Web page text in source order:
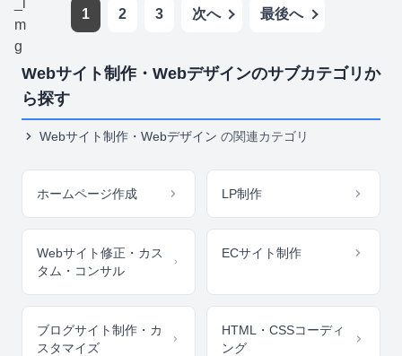
1 2 3 次へ 最後へ
Webサイト制作・Webデザインのサブカテゴリか
ら探す
Webサイト制作・Webデザイン の関連カテゴリ
ホームページ作成 LP制作
Webサイト修正・カス
タム・コンサル
ECサイト制作
ブログサイト制作・カ
スタマイズ
HTML・CSSコーディ
ング